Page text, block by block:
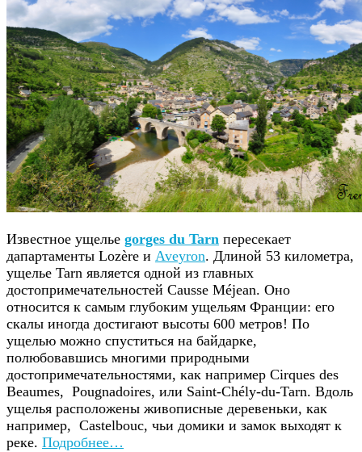
Известное ущелье gorges du Tarn пересекает
дапартаменты Lozère и Aveyron. Длиной 53 километра,
ущелье Tarn является одной из главных
достопримечательностей Causse Méjean. Оно
относится к самым глубоким ущельям Франции: его
скалы иногда достигают высоты 600 метров! По
ущелью можно спуститься на байдарке,
полюбовавшись многими природными
достопримечательностями, как например Cirques des
Beaumes, Pougnadoires, или Saint-Chély-du-Tarn. Вдоль
ущелья расположены живописные деревеньки, как
например, Castelbouc, чьи домики и замок выходят к
реке. Подробнее…